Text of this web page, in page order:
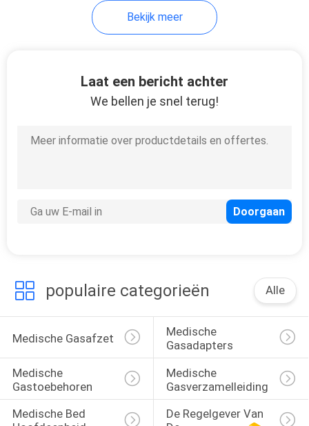
De Regelgever van
zuurstofdebietmeter
Luchtbevochtiger
Luchtbevochtiger
Medische
Debietmeters
1
Bekijk meer
Laat een bericht achter
We bellen je snel terug!
populaire categorieën Alle
Medische Gasafzet
Medische
Gasadapters
Medische
Gastoebehoren
Medische
Gasverzamelleiding
Medische Bed
De Regelgever Van